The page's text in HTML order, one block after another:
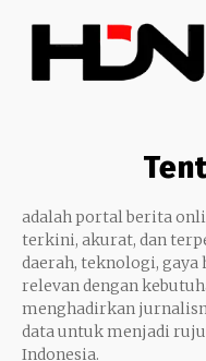
adalah portal berita
terkini, akurat, dan
daerah, teknologi, gaya
relevan dengan
menghadirkan
data untuk menjadi
Indonesia.